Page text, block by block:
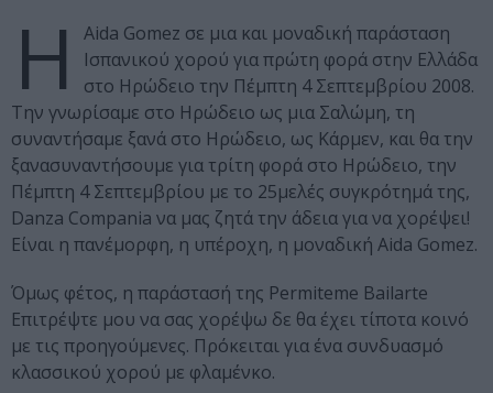
Η
Aida Gomez σε μια και μοναδική παράσταση
Ισπανικού χορού για πρώτη φορά στην Ελλάδα
στο Ηρώδειο την Πέμπτη 4 Σεπτεμβρίου 2008.
Την γνωρίσαμε στο Ηρώδειο ως μια Σαλώμη, τη
συναντήσαμε ξανά στο Ηρώδειο, ως Κάρμεν, και θα την
ξανασυναντήσουμε για τρίτη φορά στο Ηρώδειο, την
Πέμπτη 4 Σεπτεμβρίου με το 25μελές συγκρότημά της,
Danza Compania να μας ζητά την άδεια για να χορέψει!
Είναι η πανέμορφη, η υπέροχη, η μοναδική Aida Gomez.
Όμως φέτος, η παράστασή της Permiteme Bailarte
Επιτρέψτε μου να σας χορέψω δε θα έχει τίποτα κοινό
με τις προηγούμενες. Πρόκειται για ένα συνδυασμό
κλασσικού χορού με φλαμένκο.